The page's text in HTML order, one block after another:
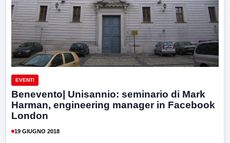
EVENTI
Benevento| Unisannio: seminario di Mark
Harman, engineering manager in Facebook
London
19 GIUGNO 2018